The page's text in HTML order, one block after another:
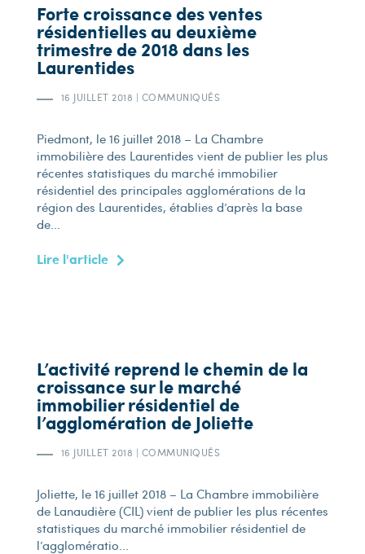
Forte croissance des ventes
résidentielles au deuxième
trimestre de 2018 dans les
Laurentides
16 JUILLET 2018 | COMMUNIQUÉS
Piedmont, le 16 juillet 2018 – La Chambre
immobilière des Laurentides vient de publier les plus
récentes statistiques du marché immobilier
résidentiel des principales agglomérations de la
région des Laurentides, établies d’après la base
de...
Lire l'article
L’activité reprend le chemin de la
croissance sur le marché
immobilier résidentiel de
l’agglomération de Joliette
16 JUILLET 2018 | COMMUNIQUÉS
Joliette, le 16 juillet 2018 – La Chambre immobilière
de Lanaudière (CIL) vient de publier les plus récentes
statistiques du marché immobilier résidentiel de
l’agglomératio...